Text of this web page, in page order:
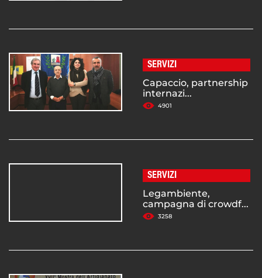
SERVIZI
Capaccio, partnership
internazi...
4901
SERVIZI
Legambiente,
campagna di crowdf...
3258